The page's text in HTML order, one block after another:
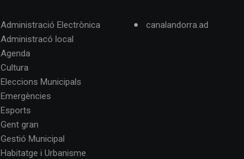
Administració Electrònica
Administracó local
Agenda
Cultura
Eleccions Municipals
Emergències
Esports
Gent gran
Gestió Municipal
Habitatge i Urbanisme
canalandorra.ad